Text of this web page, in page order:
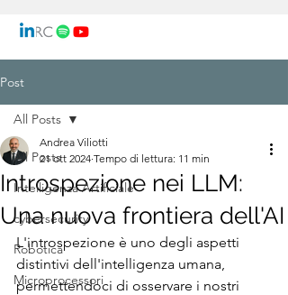
Post
All Posts
Intelligenza Artificiale
cybersecurity
Robotica
Microprocessori
All Posts
Introspezione nei LLM:
Una nuova frontiera dell'AI
Andrea Viliotti
21 ott 2024 Tempo di lettura: 11 min
L'introspezione è uno degli aspetti
distintivi dell'intelligenza umana,
permettendoci di osservare i nostri